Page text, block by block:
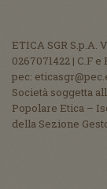
ETICA SGR S.p.A.
0267071422 | C.F
pec:
Società soggetta
Popolare Etica –
della Sezione